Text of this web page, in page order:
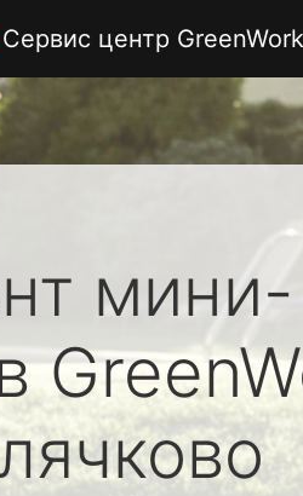
Сервис центр
мини-